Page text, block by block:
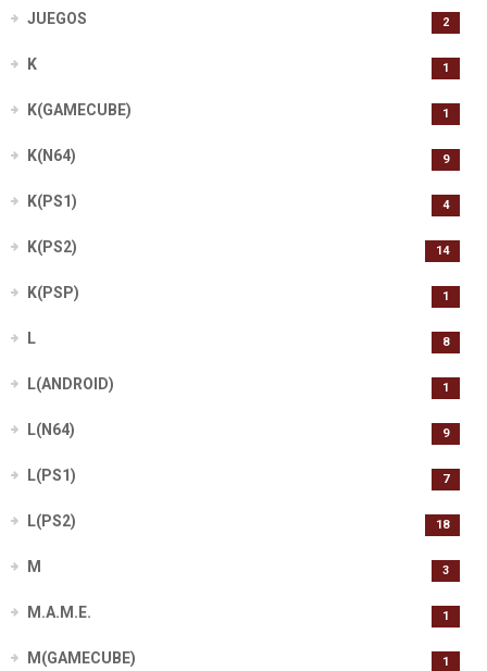
JUEGOS 2
K 1
K(GAMECUBE) 1
K(N64) 9
K(PS1) 4
K(PS2) 14
K(PSP) 1
L 8
L(ANDROID) 1
L(N64) 9
L(PS1) 7
L(PS2) 18
M 3
M.A.M.E. 1
M(GAMECUBE) 1